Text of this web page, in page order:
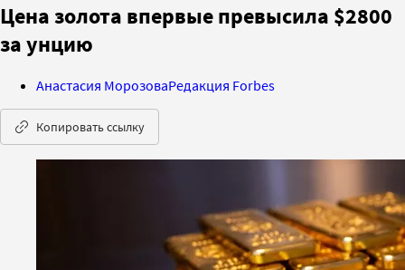
Цена золота впервые превысила $2800
за унцию
Анастасия МорозоваРедакция Forbes
Копировать ссылку